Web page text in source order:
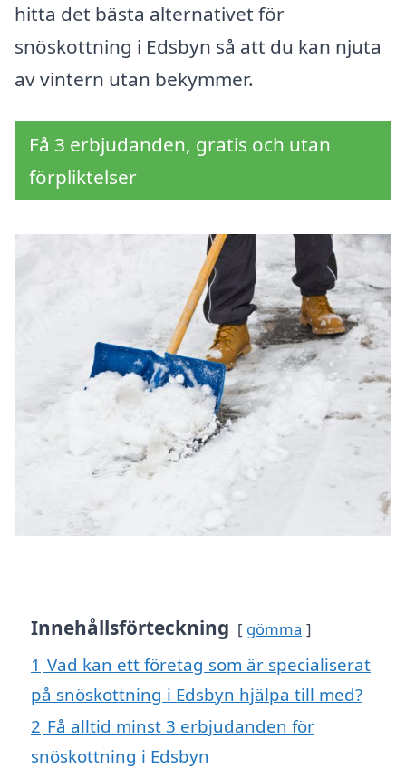
hitta det bästa alternativet för
snöskottning i Edsbyn så att du kan njuta
av vintern utan bekymmer.
Få 3 erbjudanden, gratis och utan
förpliktelser
Innehållsförteckning gömma
1 Vad kan ett företag som är specialiserat
på snöskottning i Edsbyn hjälpa till med?
2 Få alltid minst 3 erbjudanden för
snöskottning i Edsbyn